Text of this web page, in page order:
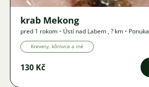
krab Mekong
pred 1 rokom • Ústí nad Labem ,? km • Ponuka
Krevety, kôrovce a iné
130 Kč